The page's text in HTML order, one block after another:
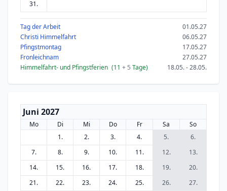
31.
Tag der Arbeit
01.05.27
Christi Himmelfahrt
06.05.27
Pfingstmontag
17.05.27
Fronleichnam
27.05.27
Himmelfahrt- und Pfingstferien (11 + 5 Tage) 18.05. - 28.05.
Juni 2027
Mo Di Mi Do Fr Sa
So
1.
2. 3. 4. 5.
6.
7.
8. 9. 10. 11. 12.
13.
14.
15. 16. 17. 18. 19.
20.
21.
22. 23. 24. 25. 26.
27.